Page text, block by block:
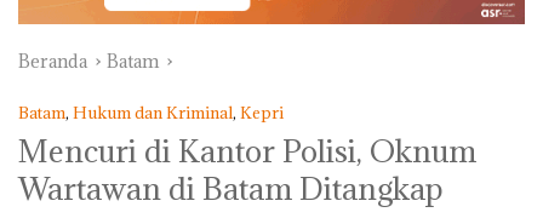
Beranda Batam
Batam, Hukum dan Kriminal, Kepri
Mencuri di Kantor Polisi, Oknum
Wartawan di Batam Ditangkap